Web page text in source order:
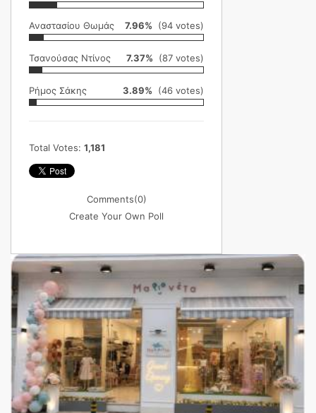
Αναστασίου Θωμάς 7.96% (94 votes)
Τσανούσας Ντίνος 7.37% (87 votes)
Ρήμος Σάκης 3.89% (46 votes)
Total Votes: 1,181
Comments(0)
Create Your Own Poll